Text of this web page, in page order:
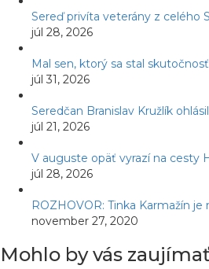
Sereď privíta veterány z celého
júl 28, 2026
Mal sen, ktorý sa stal
júl 31, 2026
Seredčan Branislav Kružlík
júl 21, 2026
V auguste opäť vyrazí na cesty
júl 28, 2026
ROZHOVOR: Tinka Karmažín
november 27, 2020
Mohlo by vás zaujímať